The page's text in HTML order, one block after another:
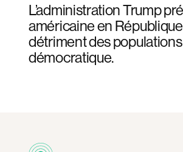
L’administration Trump
américaine en
détriment des
démocratique.